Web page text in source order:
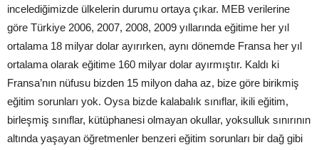
incelediğimizde ülkelerin durumu ortaya çıkar. MEB verilerine
göre Türkiye 2006, 2007, 2008, 2009 yıllarında eğitime her yıl
ortalama 18 milyar dolar ayırırken, aynı dönemde Fransa her yıl
ortalama olarak eğitime 160 milyar dolar ayırmıştır. Kaldı ki
Fransa’nın nüfusu bizden 15 milyon daha az, bize göre birikmiş
eğitim sorunları yok. Oysa bizde kalabalık sınıflar, ikili eğitim,
birleşmiş sınıflar, kütüphanesi olmayan okullar, yoksulluk sınırının
altında yaşayan öğretmenler benzeri eğitim sorunları bir dağ gibi